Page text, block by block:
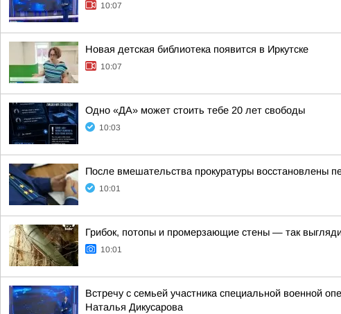
10:07
Новая детская библиотека появится в Иркутске
10:07
Одно «ДА» может стоить тебе 20 лет свободы
10:03
После вмешательства прокуратуры восстановлены
10:01
Грибок, потопы и промерзающие стены — так
10:01
Встречу с семьей участника специальной военной
Наталья Дикусарова